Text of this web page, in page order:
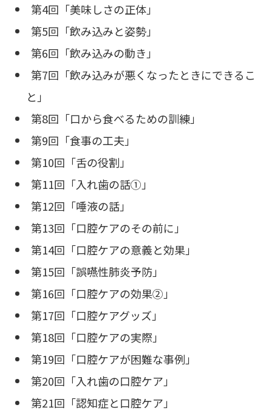
第4回「美味しさの正体」
第5回「飲み込みと姿勢」
第6回「飲み込みの動き」
第7回「飲み込みが悪くなったときにできるこ
と」
第8回「口から食べるための訓練」
第9回「食事の工夫」
第10回「舌の役割」
第11回「入れ歯の話①」
第12回「唾液の話」
第13回「口腔ケアのその前に」
第14回「口腔ケアの意義と効果」
第15回「誤嚥性肺炎予防」
第16回「口腔ケアの効果②」
第17回「口腔ケアグッズ」
第18回「口腔ケアの実際」
第19回「口腔ケアが困難な事例」
第20回「入れ歯の口腔ケア」
第21回「認知症と口腔ケア」